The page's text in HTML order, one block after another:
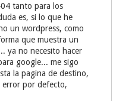
tanto para los
es, si lo que he
un wordpress, como
que muestra un
ya no necesito hacer
google... me sigo
la pagina de destino,
por defecto,